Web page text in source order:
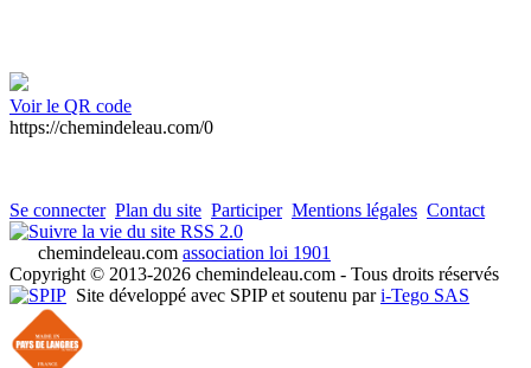
Voir le QR code
https://chemindeleau.com/0
Se connecter Plan du site Participer Mentions légales Contact
RSS 2.0
chemindeleau.com association loi 1901
Copyright © 2013-2026 chemindeleau.com - Tous droits réservés
Site développé avec SPIP et soutenu pari-Tego SAS